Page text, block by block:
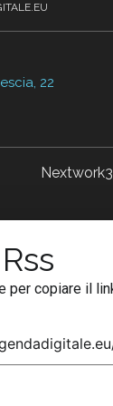
22
per copiare il